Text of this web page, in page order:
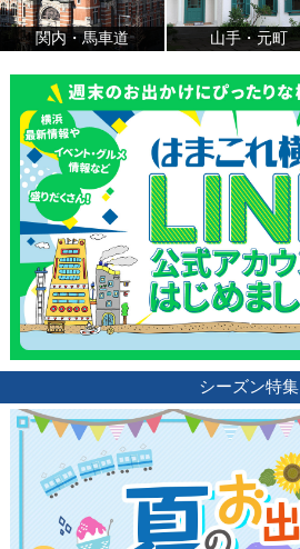
関内・馬車道 山手・元町
シーズン特集